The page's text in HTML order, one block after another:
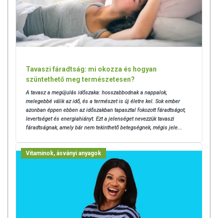
NRV: napi beviteli referenciaérték felnőttek számára
TOVÁBBI TUDNIVALÓK
Tárolás: Száraz, fényvédett helyen.
Forgalmazza: GAL SynergyTech Zrt.
Az oldalunkon lévő adatokat folyamatosan frissítjük, törekszünk arra,
hogy naprakészek legyenek. Szeretnénk felhívni azonban a figyelmet,
termékfotókat, tápérték-, összetétel-, és allergén információkat is) csak
tájékoztató jellegűek, a tényleges értékek eltérhetnek az élelmiszerek
természetéből adódóan. A friss, aktuális információkat a termékek
Az étrend-kiegészítők az érvényben levő európai uniós szabályozás
szerint élelmiszereknek minősülnek, amelyek a hagyományos étrend
Tavaszi fáradtság: mi okozza és hogyan
szüntethető meg természetesen?
A tavasz a megújulás időszaka: hosszabbodnak a nappalok,
melegebbé válik az idő, és a természet is új életre kel. Sok ember
azonban éppen ebben az időszakban tapasztal fokozott fáradtságot,
levertséget és energiahiányt. Ezt a jelenséget nevezzük tavaszi
fáradtságnak, amely bár nem tekinthető betegségnek, mégis jele...
Vitaminok, ásványi anyagok